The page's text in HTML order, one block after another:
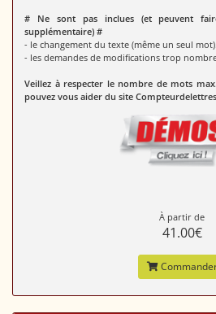
# Ne sont pas inclues (et peuvent
supplémentaire) #
- le changement du texte (même un seul mot).
- les demandes de modifications trop
Veillez à respecter le nombre de mots
pouvez vous aider du site
À partir de
41.00€